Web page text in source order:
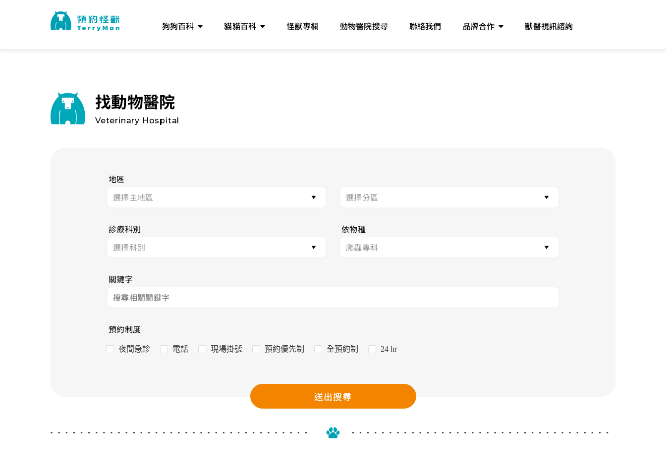
狗狗百科 貓貓百科 怪獸專欄 動物醫院搜尋 聯絡我們 品牌合作 獸醫視訊諮詢
找動物醫院
Veterinary Hospital
地區
診療科別 依物種
關鍵字
預約制度
夜間急診 電話 現場掛號 預約優先制 全預約制 24 hr
送出搜尋